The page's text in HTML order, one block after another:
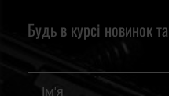
Будь в курсі новинок